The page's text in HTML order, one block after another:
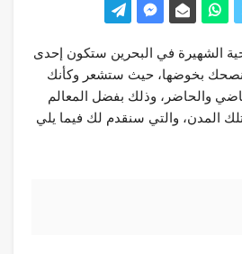
الشهيرة في البحرين ستكون إحدى
ننصحك بخوضها، حيث ستشعر وكأنك
والحاضر، وذلك بفضل المعالم
المدن، والتي سنقدم لك فيما يلي